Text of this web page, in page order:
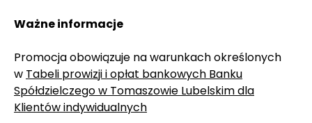
Ważne informacje
Promocja obowiązuje na warunkach określonych
w Tabeli prowizji i opłat bankowych Banku
Spółdzielczego w Tomaszowie Lubelskim dla
Klientów indywidualnych